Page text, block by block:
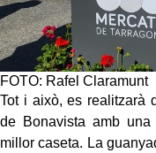
FOTO: Rafel Claramunt
Tot i això, es realitzarà
de Bonavista amb
millor caseta. La